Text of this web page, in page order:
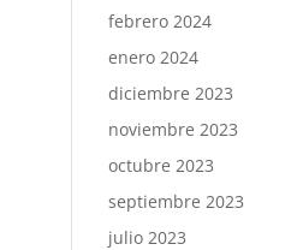
febrero 2024
enero 2024
diciembre 2023
noviembre 2023
octubre 2023
septiembre 2023
julio 2023